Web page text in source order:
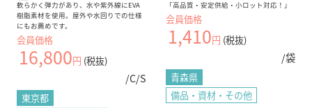
個
軟らかく弾力があり、水や紫外線にEVA
樹脂素材を使用。屋外や水回りでの仕様
にもお薦めです。
会員価格
16,800円 (税抜)
/C/S
東京都
「高品質・安定供給・小ロット対応！」
会員価格
1,410円 (税抜)
/袋
青森県
備品・資材・その他